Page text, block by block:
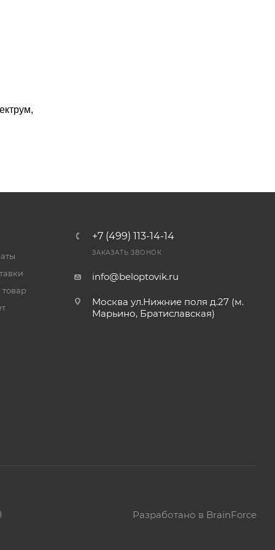
+7 (499) 113-14-14
ЗАКАЗАТЬ ЗВОНОК
info@beloptovik.ru
Москва ул.Нижние поля д.27 (м.
Марьино, Братиславская)
Разработано в BrainForce